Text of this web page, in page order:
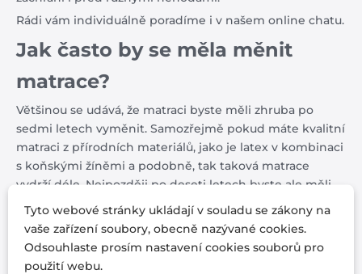
Rádi vám individuálně poradíme i v našem online chatu.
Jak často by se měla měnit
matrace?
Většinou se udává, že matraci byste měli zhruba po
sedmi letech vyměnit. Samozřejmě pokud máte kvalitní
matraci z přírodních materiálů, jako je latex v kombinaci
s koňskými žíněmi a podobně, tak taková matrace
vydrží déle. Nejpozději po deseti letech byste ale měli
vyměnit i tu. Mějte na paměti, že ji používáte denně,
zatěžujete ji, potíte se na ni, matrace už po delší době
nemůže nabídnout stejně kvalitní oporu jako na
začátku.
Tyto webové stránky ukládají v souladu se zákony na
vaše zařízení soubory, obecně nazývané cookies.
Odsouhlaste prosím nastavení cookies souborů pro
použití webu.